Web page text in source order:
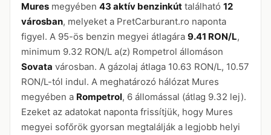
Mures megyében 43 aktív benzinkút található 12
városban, melyeket a PretCarburant.ro naponta
figyel. A 95-ös benzin megyei átlagára 9.41 RON/L,
minimum 9.32 RON/L a(z) Rompetrol állomáson
Sovata városban. A gázolaj átlaga 10.63 RON/L, 10.57
RON/L-tól indul. A meghatározó hálózat Mures
megyében a Rompetrol, 6 állomással (átlag 9.32 lej).
Ezeket az adatokat naponta frissítjük, hogy Mures
megyei sofőrök gyorsan megtalálják a legjobb helyi